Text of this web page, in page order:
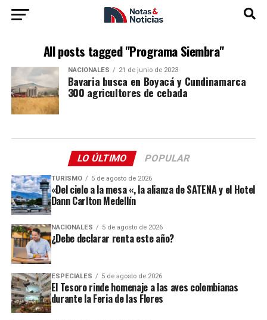
All posts tagged "Programa Siembra"
NACIONALES 21 de junio de 2023
Bavaria busca en Boyacá y Cundinamarca
300 agricultores de cebada
LO ÚLTIMO POPULAR
TURISMO 5 de agosto de 2026
«Del cielo a la mesa «, la alianza de SATENA y el Hotel
Dann Carlton Medellín
NACIONALES 5 de agosto de 2026
¿Debe declarar renta este año?
ESPECIALES 5 de agosto de 2026
El Tesoro rinde homenaje a las aves colombianas
durante la Feria de las Flores